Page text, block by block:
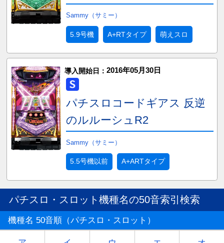
Sammy（サミー）
5.9号機 A+RTタイプ 萌えスロ
導入開始日： 2016年05月30日
パチスロコードギアス 反逆
のルルーシュR2
Sammy（サミー）
5.5号機以前 A+ARTタイプ
パチスロ・スロット機種名の50音索引検索
機種名 50音順（パチスロ・スロット）